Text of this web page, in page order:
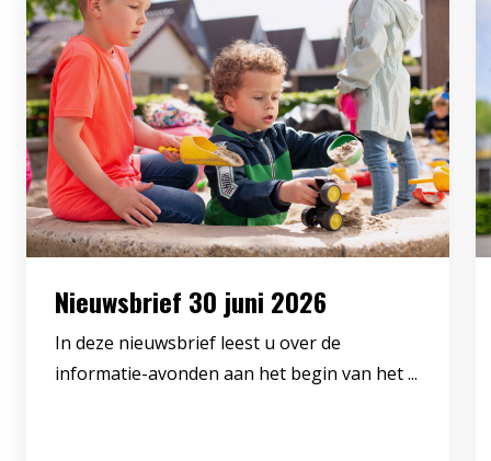
Nieuwsbrief 30 juni 2026
In deze nieuwsbrief leest u over de
informatie-avonden aan het begin van het ...